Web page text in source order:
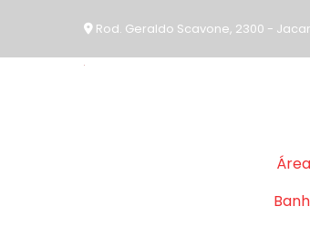
Rod. Geraldo Scavone, 2300 -